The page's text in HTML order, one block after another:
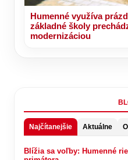
Humenné využíva
základné školy
modernizáciou
Najčítanejšie Aktuálne
Blížia sa voľby: Humenné